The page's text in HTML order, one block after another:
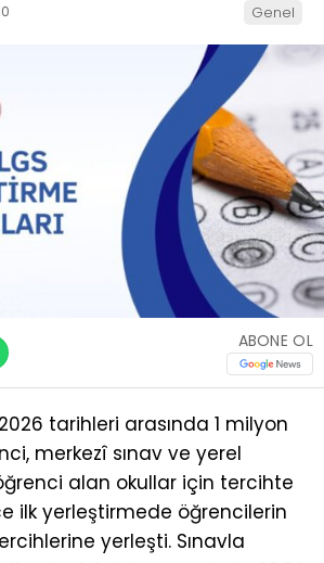
Genel
ABONE OL
tarihleri arasında 1 milyon
merkezî sınav ve yerel
alan okullar için tercihte
ilk yerleştirmede öğrencilerin
yerleşti. Sınavla